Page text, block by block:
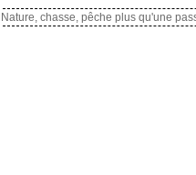
Nature, chasse, pêche plus qu'une